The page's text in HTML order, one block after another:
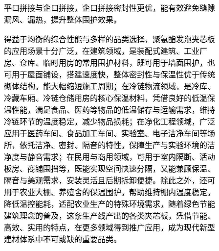
平口拼接与企口拼接，企口拼接密封性更优，能有效避免缝隙
漏风、漏热，提升整体围护效果。
得益于均衡的综合性能与多样的品类选择，聚氨酯发泡夹芯板
的应用场景十分广泛，在建筑领域，是装配式建筑、工业厂
房、仓库、临时用房的常用围护材料，既可用于墙面围护，也
可用于屋面铺设，搭建速度快，整体密封性与保温性优于传统
砌体结构，能大幅缩短施工周期；在冷链物流领域，是冷库、
冷藏车厢、冷链仓储用房的核心保温材料，凭借良好的低温保
温性能，满足食品、医药等物品的低温储存与运输需求，维持
冷链环节的温度稳定，减少物品损耗；在净化工程领域，广泛
应用于医药车间、食品加工车间、实验室、电子洁净车间等场
所，依托洁净、密封、隔音的特性，保障生产与实验环境的洁
净度与静音需求；在民用与商用领域，可用于室内隔断、活动
板房、商铺围挡等，既能实现空间快速分隔，又能兼顾保温、
隔音与美观需求，安装灵活且后期拆卸便捷。除此之外，还可
用于农业大棚、养殖舍的保温围护，帮助维持棚内温度稳定，
降低温控能耗，适配农业生产的特殊环境需求，随着绿色节能
建筑理念的普及，这条生产线产出的各类夹芯板，凭借节能、
高效、实用的特点，在更多领域得到推广应用，成为现代新型
建材体系中不可或缺的重要品类。